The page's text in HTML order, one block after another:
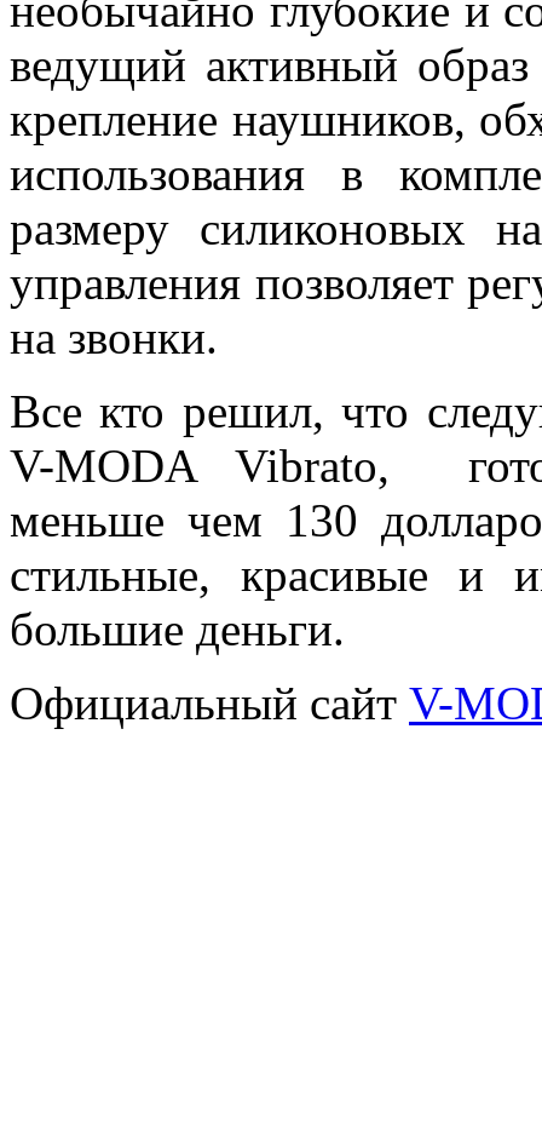
необычайно глубокие и
ведущий активный
крепление наушников,
использования в
размеру силиконовых
управления позволяет
на звонки.
Все кто решил, что
V-MODA Vibrato,
меньше чем 130
стильные, красивые и
большие деньги.
Официальный сайт V-